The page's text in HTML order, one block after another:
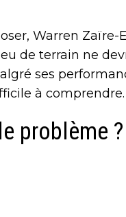
Warren
de terrain ne
ses
à comprendre.
problème ?